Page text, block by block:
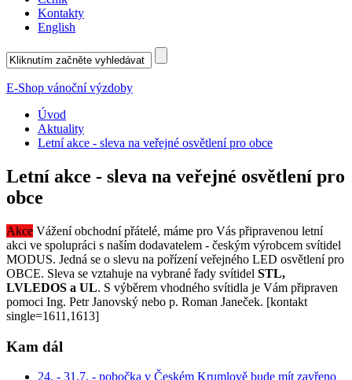
Kontakty
English
E-Shop vánoční výzdoby
Úvod
Aktuality
Letní akce - sleva na veřejné osvětlení pro obce
Letní akce - sleva na veřejné osvětlení pro
obce
Akce Vážení obchodní přátelé, máme pro Vás připravenou letní
akci ve spolupráci s naším dodavatelem - českým výrobcem svítidel
MODUS. Jedná se o slevu na pořízení veřejného LED osvětlení pro
OBCE. Sleva se vztahuje na vybrané řady svítidel STL,
LVLEDOS a UL. S výběrem vhodného svítidla je Vám připraven
pomoci Ing. Petr Janovský nebo p. Roman Janeček. [kontakt
single=1611,1613]
Kam dál
24. - 31.7. - pobočka v Českém Krumlově bude mít zavřeno